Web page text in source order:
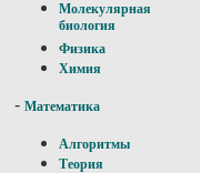
Молекулярная
биология
Физика
Химия
- Математика
Алгоритмы
Теория